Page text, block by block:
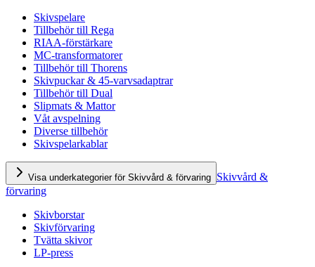
Skivspelare
Tillbehör till Rega
RIAA-förstärkare
MC-transformatorer
Tillbehör till Thorens
Skivpuckar & 45-varvsadaptrar
Tillbehör till Dual
Slipmats & Mattor
Våt avspelning
Diverse tillbehör
Skivspelarkablar
Visa underkategorier för Skivvård & förvaring Skivvård &
förvaring
Skivborstar
Skivförvaring
Tvätta skivor
LP-press